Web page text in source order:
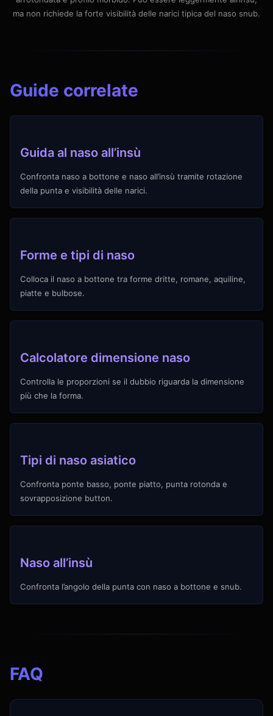
ma non richiede la forte visibilità delle narici tipica del naso snub.
Guide correlate
Guida al naso all’insù
Confronta naso a bottone e naso all’insù tramite rotazione
della punta e visibilità delle narici.
Forme e tipi di naso
Colloca il naso a bottone tra forme dritte, romane, aquiline,
piatte e bulbose.
Calcolatore dimensione naso
Controlla le proporzioni se il dubbio riguarda la dimensione
più che la forma.
Tipi di naso asiatico
Confronta ponte basso, ponte piatto, punta rotonda e
sovrapposizione button.
Naso all’insù
Confronta l’angolo della punta con naso a bottone e snub.
FAQ